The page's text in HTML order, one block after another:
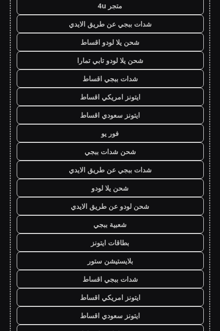
متجر 4u
شدات ببجي عن طريق الايدي
شحن يلا لودو اقساط
شحن يلا لودو تابي تمارا
شدات ببجي اقساط
ايتونز امريكي اقساط
ايتونز سعودي اقساط
فور يو
شحن شدات ببجي
شدات ببجي عن طريق الايدي
شحن يلا لودو
شحن لودو عن طريق الايدي
شعبية ببجي
بطاقات ايتونز
بلايستيشن ستور
شدات ببجي اقساط
ايتونز امريكي اقساط
ايتونز سعودي اقساط